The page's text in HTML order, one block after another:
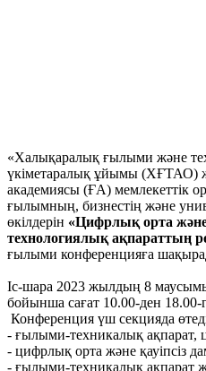
«Халықаралық ғылыми және
үкіметаралық ұйымы (ХҒТАО)
академиясы (ҒА) мемлекеттік
ғылымның, бизнестің және
өкілдерін «Цифрлық орта
технологиялық ақпараттың
ғылыми конференцияға
Іс-шара 2023 жылдың 8
бойынша сағат 10.00-ден 18.00-
Конференция үш секцияда
- ғылыми-техникалық ақпарат,
- цифрлық орта және қауіпсіз
- ғылыми-техникалық ақпарат